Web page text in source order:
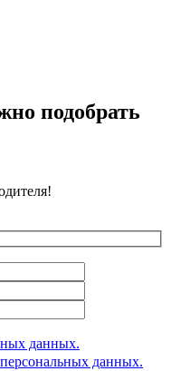
подобрать
данных.
данных.